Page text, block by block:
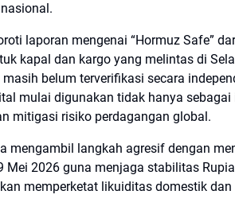
laporan mengenai “Hormuz Safe”
kapal dan kargo yang melintas di
belum terverifikasi secara
mulai digunakan tidak hanya
mitigasi risiko perdagangan global.
mengambil langkah agresif dengan
Mei 2026 guna menjaga stabilitas
memperketat likuiditas domestik